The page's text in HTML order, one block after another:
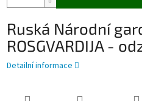
Ruská Národní
ROSGVARDIJA -
Detailní informace